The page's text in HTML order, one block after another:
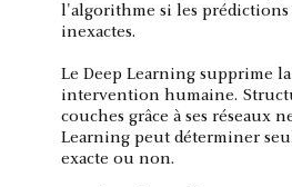
l'algorithme si les prédictions
inexactes.
Le Deep Learning supprime
intervention humaine.
couches grâce à ses réseaux
Learning peut déterminer
exacte ou non.